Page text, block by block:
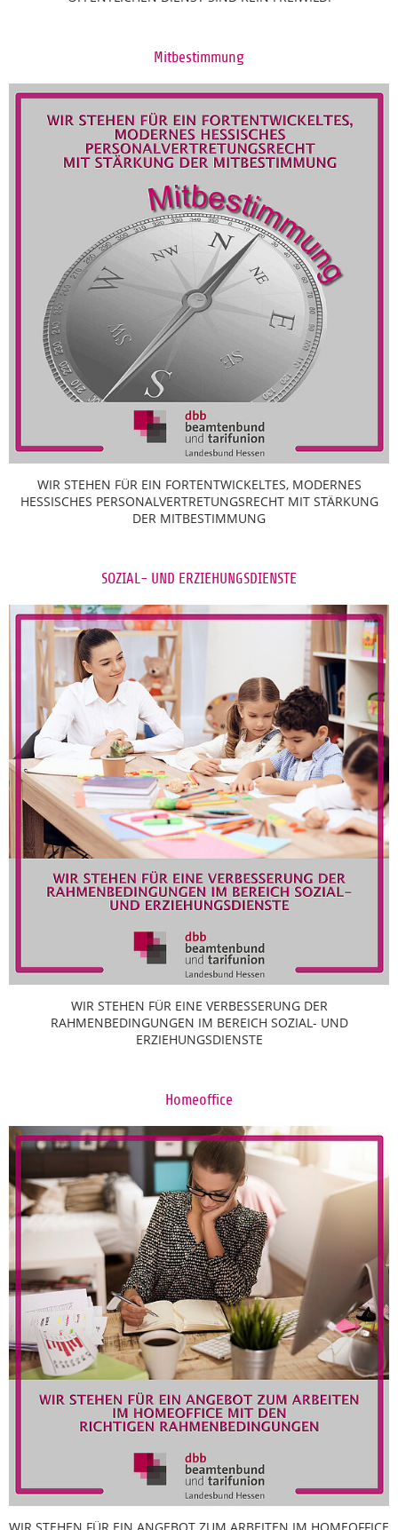
Mitbestimmung
WIR STEHEN FÜR EIN FORTENTWICKELTES, MODERNES
HESSISCHES PERSONALVERTRETUNGSRECHT MIT STÄRKUNG
DER MITBESTIMMUNG
SOZIAL- UND ERZIEHUNGSDIENSTE
WIR STEHEN FÜR EINE VERBESSERUNG DER
RAHMENBEDINGUNGEN IM BEREICH SOZIAL- UND
ERZIEHUNGSDIENSTE
Homeoffice